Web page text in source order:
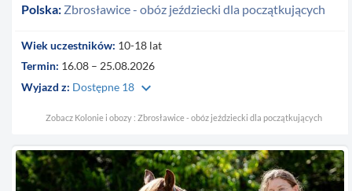
Polska: Zbrosławice - obóz jeździecki dla początkujących
Wiek uczestników: 10-18 lat
Termin: 16.08 – 25.08.2026
Wyjazd z: Dostępne 18 keyboard_arrow_down
Zobacz Kolonie i obozy : Zbrosławice - obóz jeździecki dla początkujących